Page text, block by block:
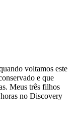
voltamos este
e que
Meus três filhos
no Discovery